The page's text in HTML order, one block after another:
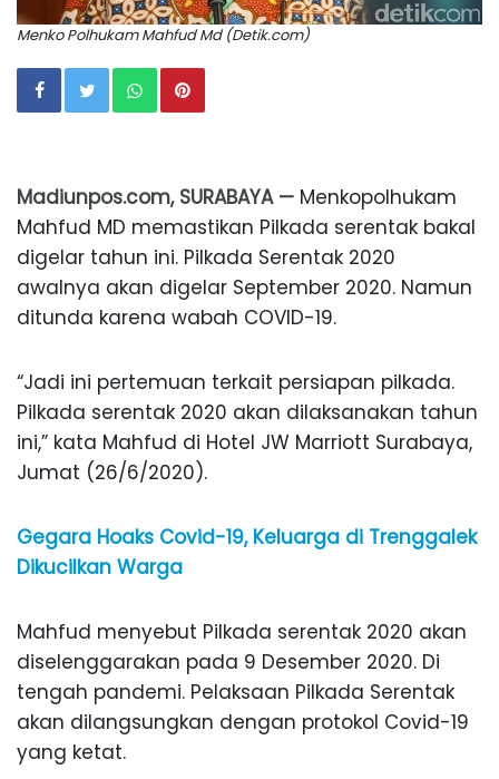
Menko Polhukam Mahfud Md (Detik.com)
Madiunpos.com, SURABAYA — Menkopolhukam
Mahfud MD memastikan Pilkada serentak bakal
digelar tahun ini. Pilkada Serentak 2020
awalnya akan digelar September 2020. Namun
ditunda karena wabah COVID-19.
“Jadi ini pertemuan terkait persiapan pilkada.
Pilkada serentak 2020 akan dilaksanakan tahun
ini,” kata Mahfud di Hotel JW Marriott Surabaya,
Jumat (26/6/2020).
Gegara Hoaks Covid-19, Keluarga di Trenggalek
Dikucilkan Warga
Mahfud menyebut Pilkada serentak 2020 akan
diselenggarakan pada 9 Desember 2020. Di
tengah pandemi. Pelaksaan Pilkada Serentak
akan dilangsungkan dengan protokol Covid-19
yang ketat.